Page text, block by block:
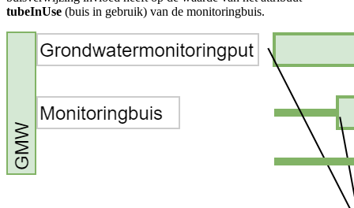
tubeInUse (buis in gebruik) van de monitoringbuis.